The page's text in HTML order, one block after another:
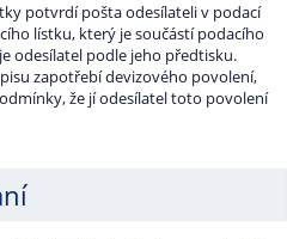
potvrdí pošta odesílateli v podací
lístku, který je součástí podacího
odesílatel podle jeho předtisku.
zapotřebí devizového povolení,
že jí odesílatel toto povolení